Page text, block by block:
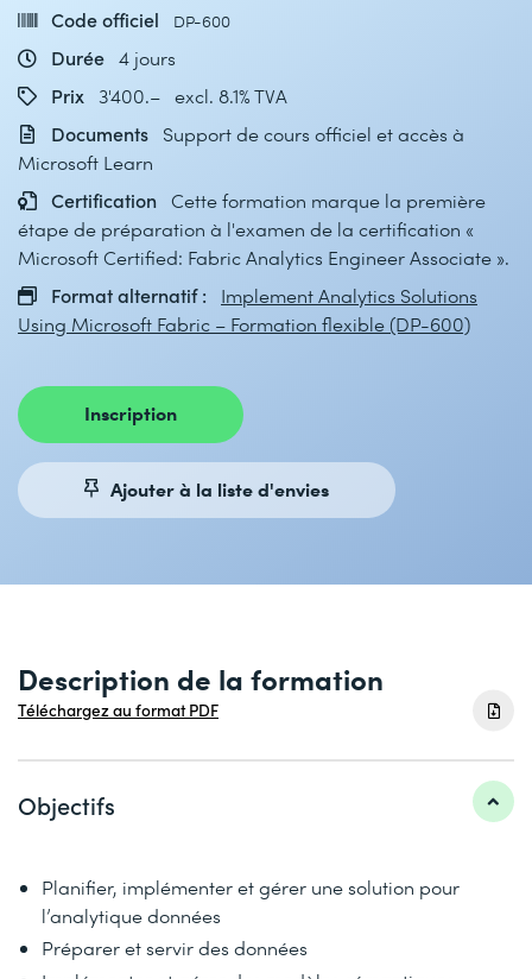
Code officiel DP-600
Durée 4 jours
Prix
3'400.– excl. 8.1% TVA
Documents
Support de cours officiel et accès à
Microsoft Learn
Certification Cette formation marque la première
étape de préparation à l'examen de la certification «
Microsoft Certified: Fabric Analytics Engineer Associate ».
Format alternatif :
Implement Analytics Solutions
Using Microsoft Fabric – Formation flexible (DP-600)
Inscription
Ajouter à la liste d'envies
Description de la formation
Téléchargez au format PDF
Objectifs
Planifier, implémenter et gérer une solution pour
l’analytique données
Préparer et servir des données